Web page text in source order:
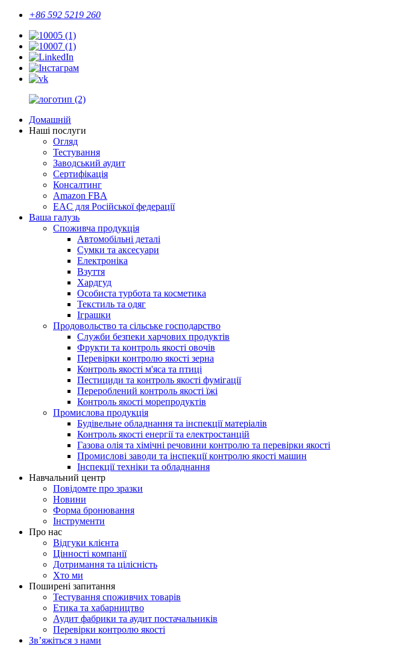
+86 592 5219 260
Домашній
Наші послуги
Огляд
Тестування
Заводський аудит
Сертифікація
Консалтинг
Amazon FBA
EAC для Російської федерації
Ваша галузь
Споживча продукція
Автомобільні деталі
Сумки та аксесуари
Електроніка
Взуття
Хардгуд
Особиста турбота та косметика
Текстиль та одяг
Іграшки
Продовольство та сільське господарство
Служби безпеки харчових продуктів
Фрукти та контроль якості овочів
Перевірки контролю якості зерна
Контроль якості м'яса та птиці
Пестициди та контроль якості фумігації
Перероблений контроль якості їжі
Контроль якості морепродуктів
Промислова продукція
Будівельне обладнання та інспекції матеріалів
Контроль якості енергії та електростанцій
Газова олія та хімічні речовини контролю та перевірки якості
Промислові заводи та інспекції контролю якості машин
Інспекції техніки та обладнання
Навчальний центр
Повідомте про зразки
Новини
Форма бронювання
Інструменти
Про нас
Відгуки клієнта
Цінності компанії
Дотримання та цілісність
Хто ми
Поширені запитання
Тестування споживчих товарів
Етика та хабарництво
Аудит фабрики та аудит постачальників
Перевірки контролю якості
Зв’яжіться з нами